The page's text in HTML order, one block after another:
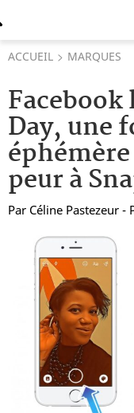
ACCUEIL MARQUES
Facebook
Day, une
peur à
Par Céline Pastezeur -